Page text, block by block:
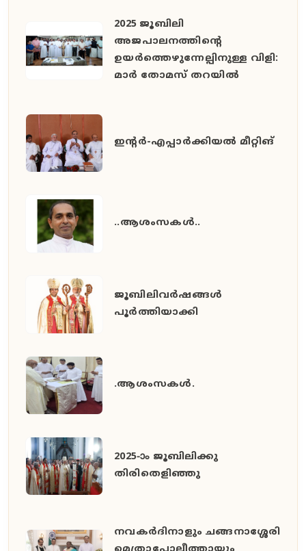
2025 ജൂബിലി
അജപാലനത്തിന്റെ
ഉയർത്തെഴുന്നേല്പിനുള്ള വിളി:
മാർ തോമസ് തറയിൽ
ഇൻ്റർ-എപ്പാർക്കിയൽ മീറ്റിങ്
..ആശംസകൾ..
ജൂബിലിവർഷങ്ങൾ
പൂർത്തിയാക്കി
.ആശംസകൾ.
2025-ാം ജൂബിലിക്കു
തിരിതെളിഞ്ഞു
നവകർദിനാളും ചങ്ങനാശ്ശേരി